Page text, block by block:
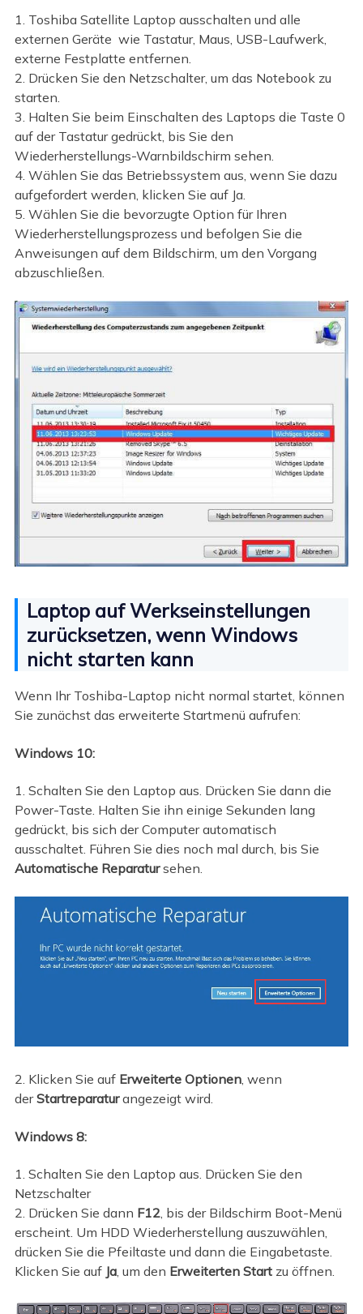
1. Toshiba Satellite Laptop ausschalten und alle
externen Geräte wie Tastatur, Maus, USB-Laufwerk,
externe Festplatte entfernen.
2. Drücken Sie den Netzschalter, um das Notebook zu
starten.
3. Halten Sie beim Einschalten des Laptops die Taste 0
auf der Tastatur gedrückt, bis Sie den
Wiederherstellungs-Warnbildschirm sehen.
4. Wählen Sie das Betriebssystem aus, wenn Sie dazu
aufgefordert werden, klicken Sie auf Ja.
5. Wählen Sie die bevorzugte Option für Ihren
Wiederherstellungsprozess und befolgen Sie die
Anweisungen auf dem Bildschirm, um den Vorgang
abzuschließen.
Laptop auf Werkseinstellungen
zurücksetzen, wenn Windows
nicht starten kann
Wenn Ihr Toshiba-Laptop nicht normal startet, können
Sie zunächst das erweiterte Startmenü aufrufen:
Windows 10:
1. Schalten Sie den Laptop aus. Drücken Sie dann die
Power-Taste. Halten Sie ihn einige Sekunden lang
gedrückt, bis sich der Computer automatisch
ausschaltet. Führen Sie dies noch mal durch, bis Sie
Automatische Reparatursehen.
2. Klicken Sie auf Erweiterte Optionen, wenn
derStartreparaturangezeigt wird.
Windows 8:
1. Schalten Sie den Laptop aus. Drücken Sie den
Netzschalter
2. Drücken Sie dann F12, bis der Bildschirm Boot-Menü
erscheint. Um HDD Wiederherstellung auszuwählen,
drücken Sie die Pfeiltaste und dann die Eingabetaste.
Klicken Sie auf Ja, um den Erweiterten Startzu öffnen.